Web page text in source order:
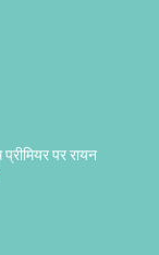
पर रायन